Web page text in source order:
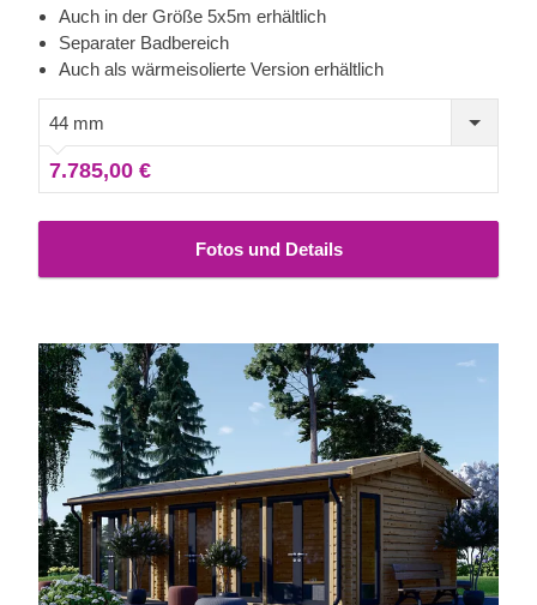
Ecke Ihres Gartens wunderschön aussehen und lädt zum
gemütlichen Verweilen ein. Ganz gleich, ob Sie es als
Ruhebereich zwischen den Gartenarbeiten, als
als Gästezimmer oder als Fitnessraum nutzen möchten,
dieses budgetfreundliche Modell hat viel zu bieten! Für
besonders hohen Komfort ist auch eine isolierte Version
dieses Modells lieferbar.
Auch in der Größe 5x5m erhältlich
Separater Badbereich
Auch als wärmeisolierte Version erhältlich
44 mm
7.785,00 €
Fotos und Details